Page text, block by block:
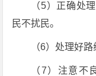
（5）正确处
民不扰民。
（6）处理好
（7）注意不